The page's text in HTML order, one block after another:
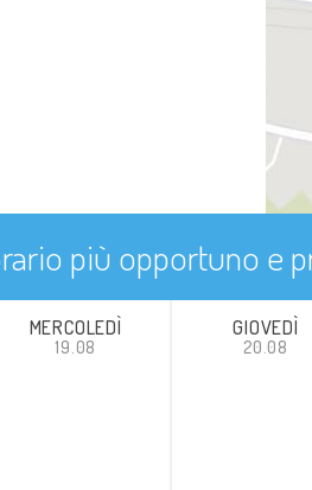
più opportuno e
MERCOLEDÌ
19.08
GIOVEDÌ
20.08